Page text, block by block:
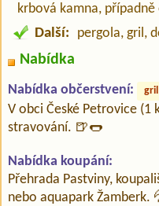
krbová kamna,
Další:
pergola, gril,
Nabídka
Nabídka občerstvení: gril
V obci České Petrovice (1
stravování. 🍺🌭
Nabídka koupání:
Přehrada Pastviny,
nebo aquapark Žamberk.